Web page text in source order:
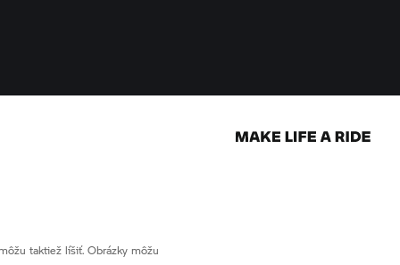
taktiež líšiť. Obrázky môžu